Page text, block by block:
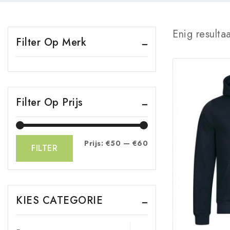
Enig
Filter Op Merk
Filter Op Prijs
FILTER Prijs: €50 — €60
KIES CATEGORIE